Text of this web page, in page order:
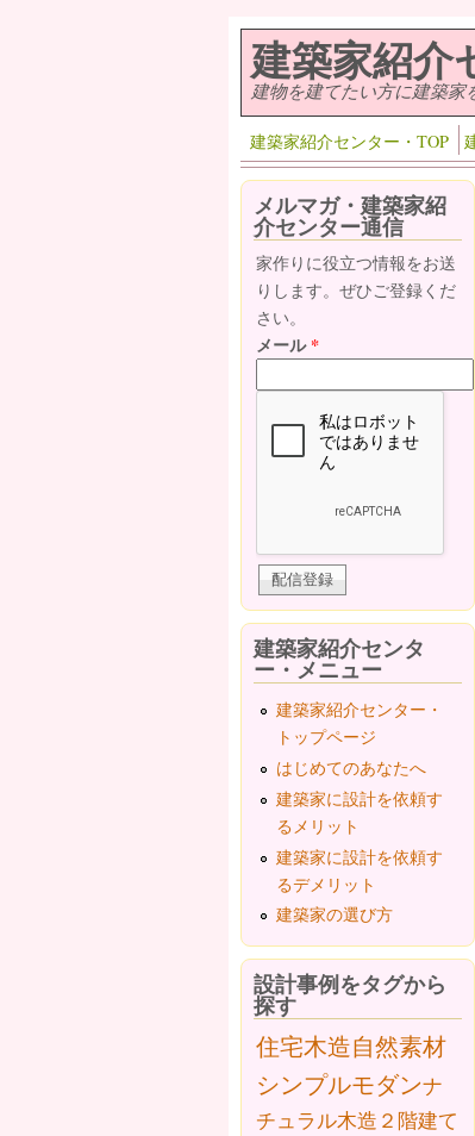
建築家紹介
建物を建てたい方に建築家
建築家紹介センター・TOP
メルマガ・建築家紹
介センター通信
家作りに役立つ情報をお送
りします。ぜひご登録くだ
さい。
メール*
建築家紹介センタ
ー・メニュー
建築家紹介センター・
トップページ
はじめてのあなたへ
建築家に設計を依頼す
るメリット
建築家に設計を依頼す
るデメリット
建築家の選び方
設計事例をタグから
探す
住宅木造自然素材
シンプルモダンナ
チュラル木造２階建て